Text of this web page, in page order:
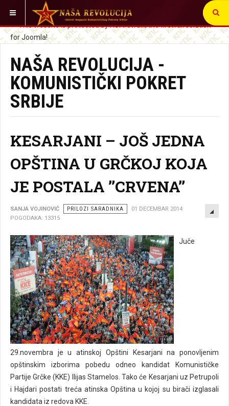
VI STE OVDE:
NAŠA REVOLUCIJA -
KOMUNISTIČKI POKRET
SRBIJE
KESARJANI – JOŠ JEDNA
OPŠTINA U GRČKOJ KOJA
JE POSTALA ’’CRVENA’’
SANJA VOJINOVIĆ PRILOZI SARADNIKA
01 DECEMBAR 2014
POGODAKA: 13315
Juče
29.novembra je u atinskoj Opštini Kesarjani na ponovljenim
opštinskim izborima pobedu odneo kandidat Komunističke
Partije Grčke (KKE) Ilijas Stamelos. Tako će Kesarjani uz Petrupoli
i Hajdari postati treća atinska Opština u kojoj su birači izglasali
kandidata iz redova KKE.